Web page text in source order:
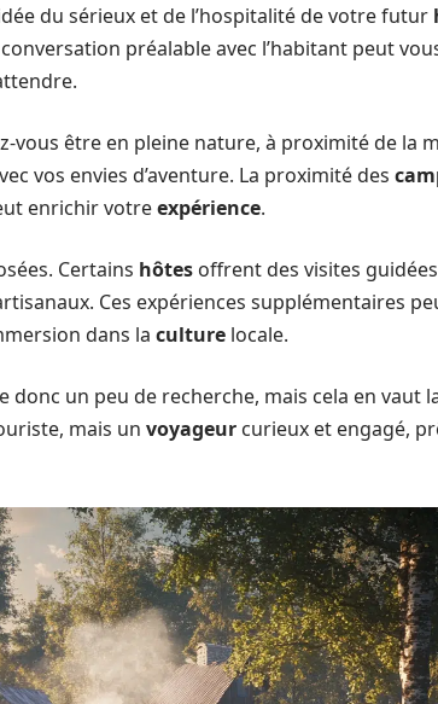
du sérieux et de l’hospitalité de votre futur
préalable avec l’habitant peut
vous être en pleine nature, à proximité de la
vos envies d’aventure. La proximité des
enrichir votreexpérience.
Certains hôtes offrent des visites
Ces expériences supplémentaires
dans la culture locale.
donc un peu de recherche, mais cela en vaut
mais un voyageur curieux et engagé,